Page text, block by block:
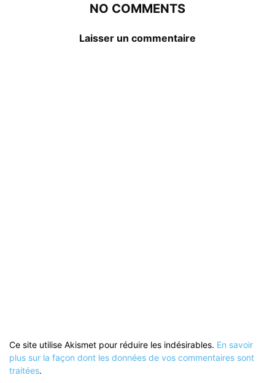
NO COMMENTS
Laisser un commentaire
Ce site utilise Akismet pour réduire les indésirables. En savoir
plus sur la façon dont les données de vos commentaires sont
traitées.